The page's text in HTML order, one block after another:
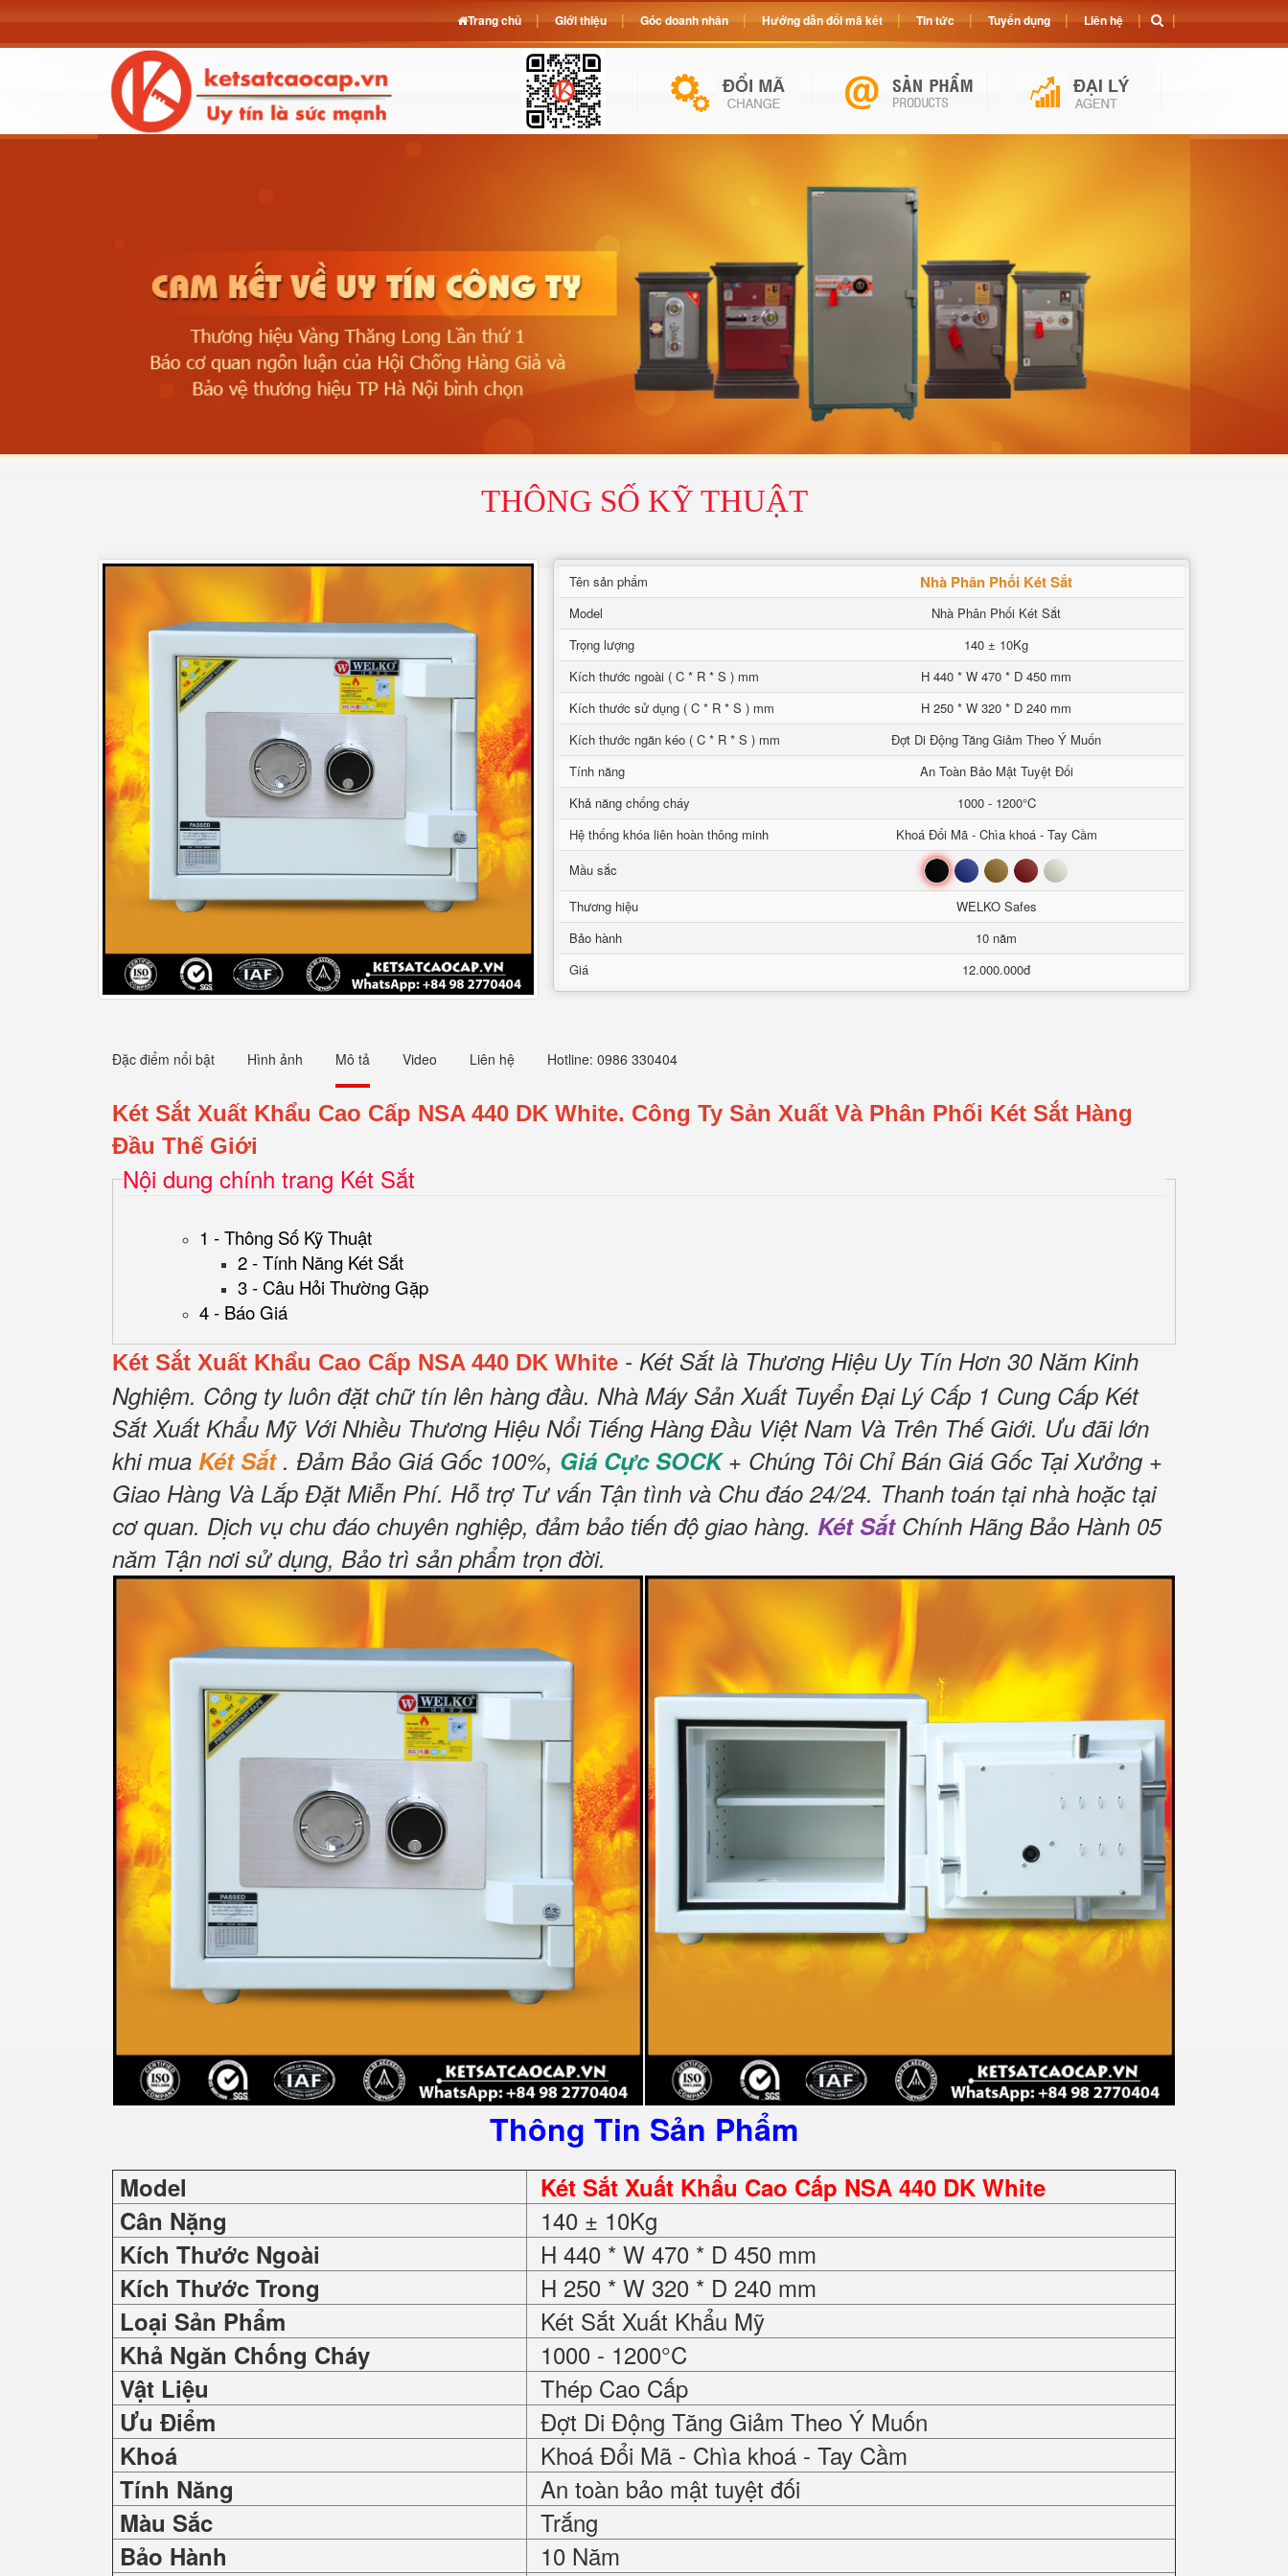
THÔNG SỐ KỸ THUẬT
Tên sản phẩm Nhà Phân Phối Két Sắt
Model
Nhà Phân Phối Két Sắt
Trọng lượng
140 ± 10Kg
Kích thước ngoài ( C * R * S ) mm
H 440 * W 470 * D 450 mm
Kích thước sử dụng ( C * R * S ) mm
H 250 * W 320 * D 240 mm
Kích thước ngăn kéo ( C * R * S ) mm
Đợt Di Động Tăng Giảm Theo Ý Muốn
Tính năng
An Toàn Bảo Mật Tuyệt Đối
Khả năng chống cháy
1000 - 1200°C
Hệ thống khóa liên hoàn thông minh
Khoá Đổi Mã - Chìa khoá - Tay Cầm
Mầu sắc
Đen Xanh Nâu Đỏ Trắng
Thương hiệu
WELKO Safes
Bảo hành
10 năm
Giá
12.000.000đ
Đặc điểm nổi bật Hình ảnh Mô tả Video Liên hệ Hotline: 0986 330404
Két Sắt Xuất Khẩu Cao Cấp NSA 440 DK White. Công Ty Sản Xuất Và Phân Phối Két Sắt Hàng
Đầu Thế Giới
Nội dung chính trang Két Sắt
1 - Thông Số Kỹ Thuật
2 - Tính Năng Két Sắt
3 - Câu Hỏi Thường Gặp
4 - Báo Giá
Két Sắt Xuất Khẩu Cao Cấp NSA 440 DK White - Két Sắt là Thương Hiệu Uy Tín Hơn 30 Năm Kinh
Nghiệm. Công ty luôn đặt chữ tín lên hàng đầu. Nhà Máy Sản Xuất Tuyển Đại Lý Cấp 1 Cung Cấp Két
Sắt Xuất Khẩu Mỹ Với Nhiều Thương Hiệu Nổi Tiếng Hàng Đầu Việt Nam Và Trên Thế Giới. Ưu đãi lớn
khi mua Két Sắt . Đảm Bảo Giá Gốc 100%, Giá Cực SOCK+ Chúng Tôi Chỉ Bán Giá Gốc Tại Xưởng +
Giao Hàng Và Lắp Đặt Miễn Phí. Hỗ trợ Tư vấn Tận tình và Chu đáo 24/24. Thanh toán tại nhà hoặc tại
cơ quan. Dịch vụ chu đáo chuyên nghiệp, đảm bảo tiến độ giao hàng. Két Sắt Chính Hãng Bảo Hành 05
năm Tận nơi sử dụng, Bảo trì sản phẩm trọn đời.
Thông Tin Sản Phẩm
Model
Két Sắt Xuất Khẩu Cao Cấp NSA 440 DK White
Cân Nặng
140 ± 10Kg
Kích Thước Ngoài H 440 * W 470 * D 450 mm
Kích Thước Trong H 250 * W 320 * D 240 mm
Loại Sản Phẩm Két Sắt Xuất Khẩu Mỹ
Khả Ngăn Chống Cháy 1000 - 1200°C
Vật Liệu Thép Cao Cấp
Ưu Điểm Đợt Di Động Tăng Giảm Theo Ý Muốn
Khoá Khoá Đổi Mã - Chìa khoá - Tay Cầm
Tính Năng An toàn bảo mật tuyệt đối
Màu Sắc Trắng
Bảo Hành 10 Năm
Trang chủ Giới thiệu Góc doanh nhân Hướng dẫn đổi mã két Tin tức Tuyển dụng Liên hệ